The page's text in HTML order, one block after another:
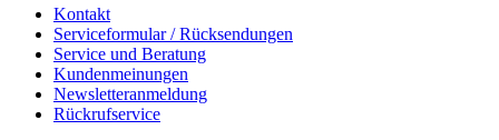
Kontakt
Serviceformular / Rücksendungen
Service und Beratung
Kundenmeinungen
Newsletteranmeldung
Rückrufservice